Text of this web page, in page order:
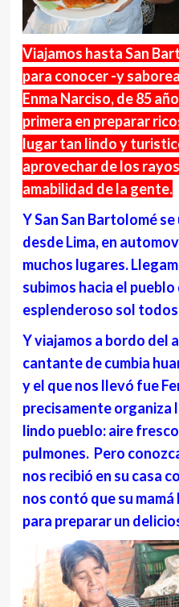
Viajamos hasta San
para conocer -y
Enma Narciso, de 85
primera en preparar
lugar tan lindo y
aprovechar de los
amabilidad de la gente.
Y San San Bartolomé
desde Lima, en
muchos lugares.
subimos hacia el pueblo
esplenderoso sol
Y viajamos a bordo del
cantante de cumbia
y el que nos llevó fue
precisamente organiza
lindo pueblo: aire
pulmones. Pero
nos recibió en su casa
nos contó que su
para preparar un